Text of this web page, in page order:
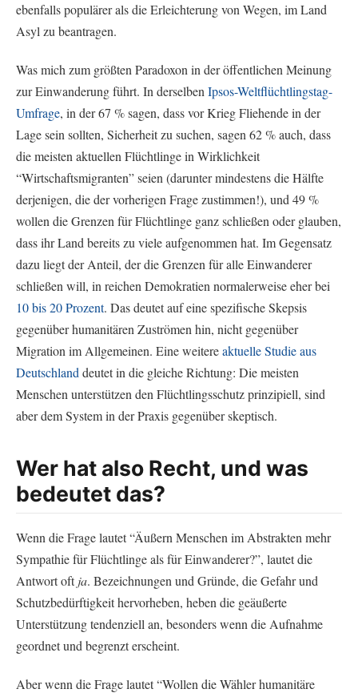
ebenfalls populärer als die Erleichterung von Wegen, im Land
Asyl zu beantragen.
Was mich zum größten Paradoxon in der öffentlichen Meinung
zur Einwanderung führt. In derselben Ipsos-Weltflüchtlingstag-
Umfrage, in der 67 % sagen, dass vor Krieg Fliehende in der
Lage sein sollten, Sicherheit zu suchen, sagen 62 % auch, dass
die meisten aktuellen Flüchtlinge in Wirklichkeit
“Wirtschaftsmigranten” seien (darunter mindestens die Hälfte
derjenigen, die der vorherigen Frage zustimmen!), und 49 %
wollen die Grenzen für Flüchtlinge ganz schließen oder glauben,
dass ihr Land bereits zu viele aufgenommen hat. Im Gegensatz
dazu liegt der Anteil, der die Grenzen für alle Einwanderer
schließen will, in reichen Demokratien normalerweise eher bei
10 bis 20 Prozent. Das deutet auf eine spezifische Skepsis
gegenüber humanitären Zuströmen hin, nicht gegenüber
Migration im Allgemeinen. Eine weitereaktuelle Studie aus
Deutschland deutet in die gleiche Richtung: Die meisten
Menschen unterstützen den Flüchtlingsschutz prinzipiell, sind
aber dem System in der Praxis gegenüber skeptisch.
Wer hat also Recht, und was
bedeutet das?
Wenn die Frage lautet “Äußern Menschen im Abstrakten mehr
Sympathie für Flüchtlinge als für Einwanderer?”, lautet die
Antwort oftja. Bezeichnungen und Gründe, die Gefahr und
Schutzbedürftigkeit hervorheben, heben die geäußerte
Unterstützung tendenziell an, besonders wenn die Aufnahme
geordnet und begrenzt erscheint.
Aber wenn die Frage lautet “Wollen die Wähler humanitäre